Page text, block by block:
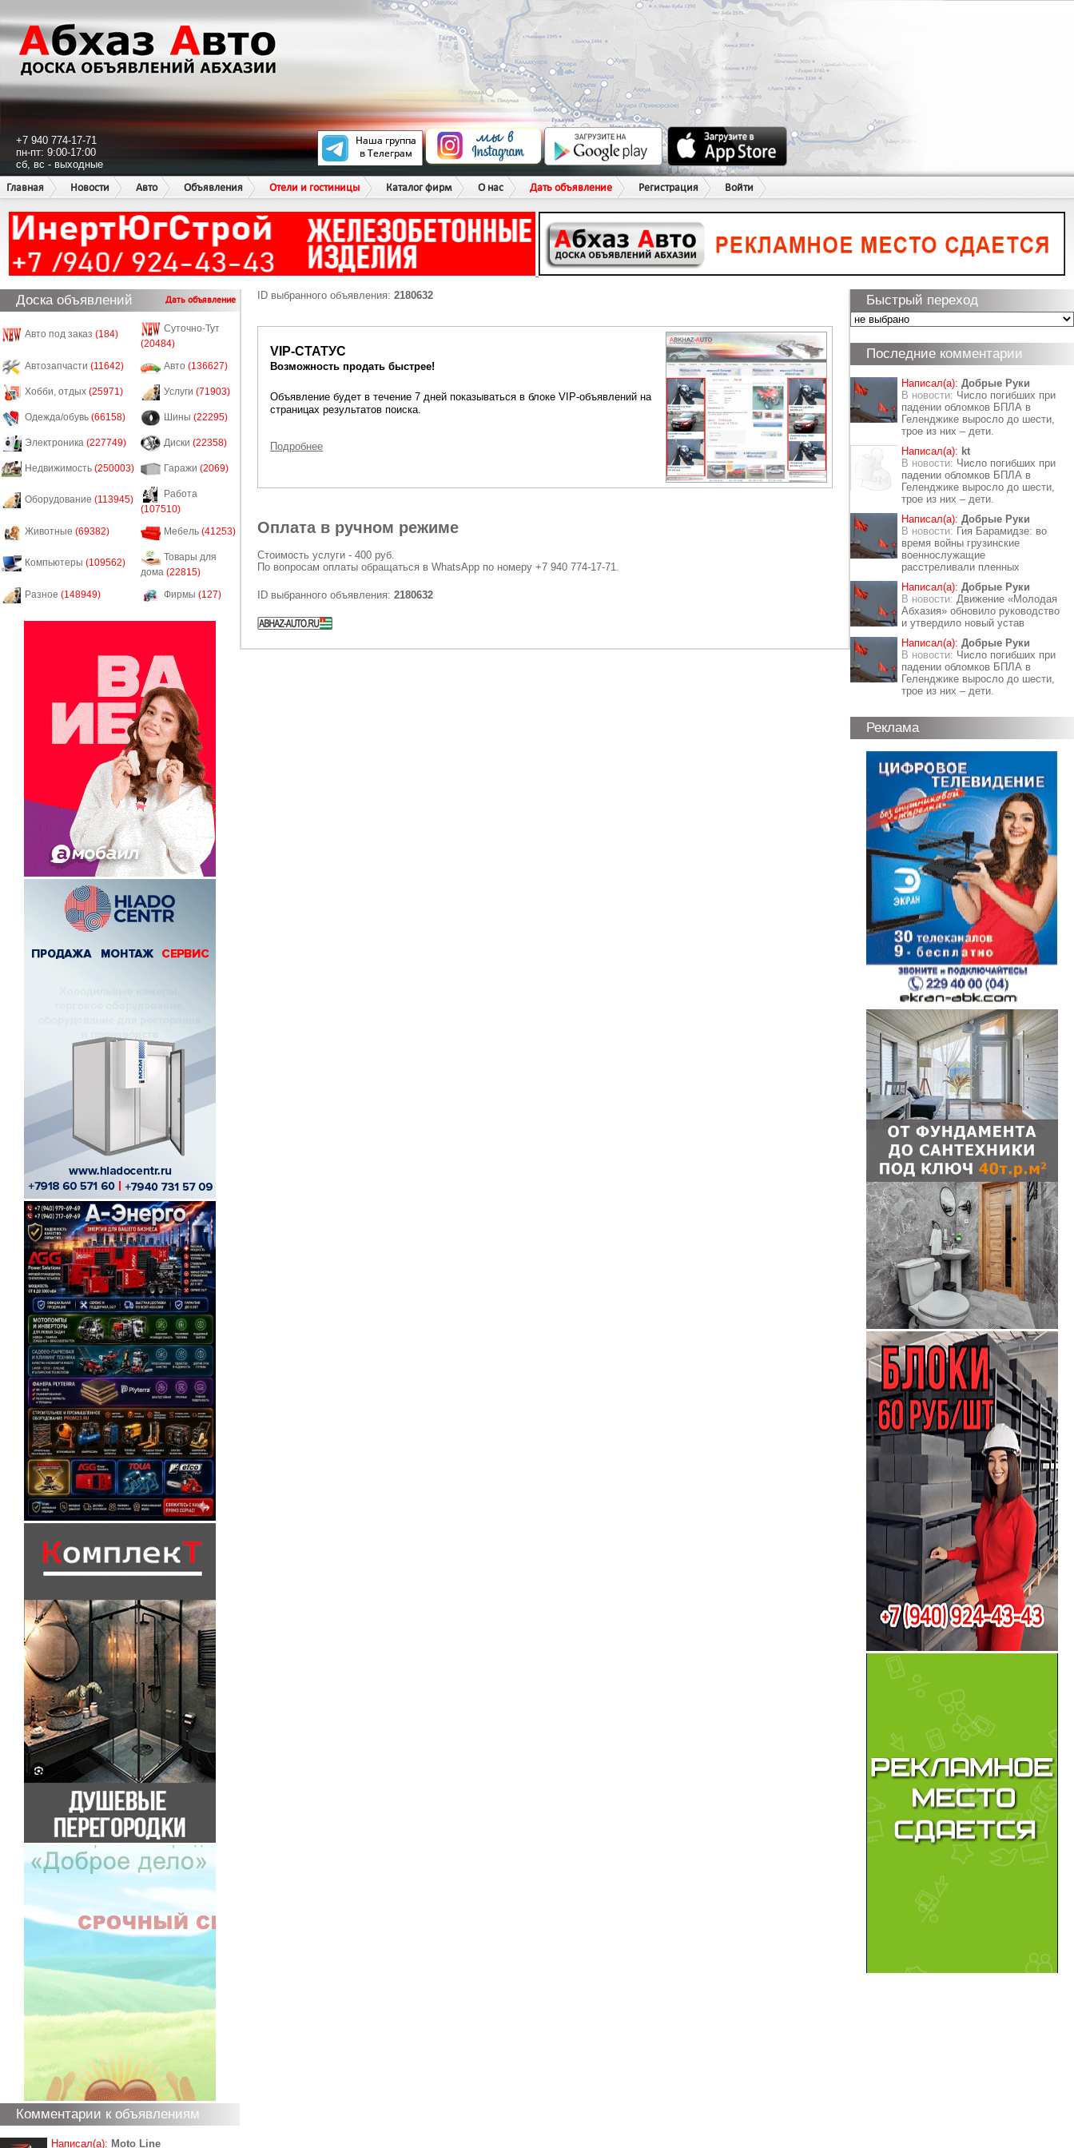
+7 940 774-17-71
пн-пт: 9:00-17:00
сб, вс - выходные
Главная
Новости Авто Объявления Отели и гостиницы Каталог фирм О нас Дать объявление Регистрация Войти
Доска объявлений Дать объявление
Авто под заказ (184)
Суточно-Тут
(20484)
Автозапчасти (11642) Авто (136627)
Хобби, отдых (25971) Услуги (71903)
Одежда/обувь (66158) Шины (22295)
Электроника (227749) Диски (22358)
Недвижимость (250003) Гаражи (2069)
Оборудование (113945)
Работа
(107510)
Животные (69382) Мебель (41253)
Компьютеры (109562)
Товары для
дома (22815)
Разное (148949) Фирмы (127)
Комментарии к объявлениям
Написал(а): Moto Line
ID выбранного объявления: 2180632
VIP-СТАТУС
Возможность продать быстрее!
Объявление будет в течение 7 дней показываться в блоке VIP-объявлений на
страницах результатов поиска.
Подробнее
Оплата в ручном режиме
Стоимость услуги - 400 руб.
По вопросам оплаты обращаться в WhatsApp по номеру +7 940 774-17-71.
ID выбранного объявления: 2180632
Быстрый переход
Последние комментарии
Написал(а): Добрые Руки
В новости: Число погибших при
падении обломков БПЛА в
Геленджике выросло до шести,
трое из них – дети.
Написал(а): kt
В новости: Число погибших при
падении обломков БПЛА в
Геленджике выросло до шести,
трое из них – дети.
Написал(а): Добрые Руки
В новости: Гия Барамидзе: во
время войны грузинские
военнослужащие
расстреливали пленных
Написал(а): Добрые Руки
В новости: Движение «Молодая
Абхазия» обновило руководство
и утвердило новый устав
Написал(а): Добрые Руки
В новости: Число погибших при
падении обломков БПЛА в
Геленджике выросло до шести,
трое из них – дети.
Реклама